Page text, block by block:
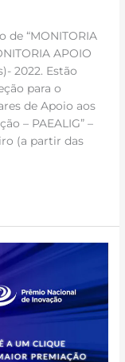
de “MONITORIA
APOIO
2022. Estão
para o
de Apoio aos
– PAEALIG” –
(a partir das